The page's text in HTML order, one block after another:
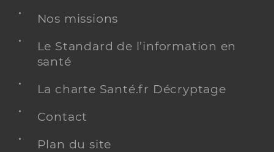
Nos missions
Le Standard de l’information en
santé
La charte Santé.fr Décryptage
Contact
Plan du site